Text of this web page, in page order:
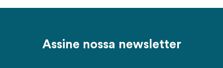
Assine nossa newsletter